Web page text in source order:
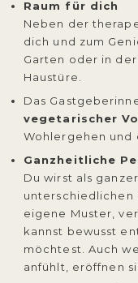
Raum für dich
Neben der
dich und zum
Garten oder in
Haustüre.
Das
vegetarischer
Wohlergehen und
Ganzheitliche
Du wirst als
unterschiedlichen
eigene Muster,
kannst bewusst
möchtest. Auch
anfühlt, eröffnen